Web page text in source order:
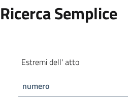
Ricerca Semplice
Estremi dell' atto
numero